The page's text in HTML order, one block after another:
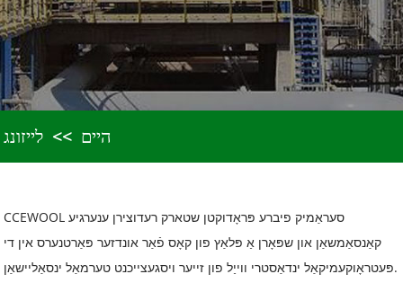
היים לייזונג
CCEWOOL סעראַמיק פיברע פּראָדוקטן שטארק רעדוצירן ענערגיע
קאַנסאַמשאַן און שפּאָרן אַ פּלאַץ פון קאָס פֿאַר אונדזער פּאַרטנערס אין די
פּעטראָוקעמיקאַל ינדאַסטרי ווייַל פון זייער ויסגעצייכנט טערמאַל ינסאַליישאַן.